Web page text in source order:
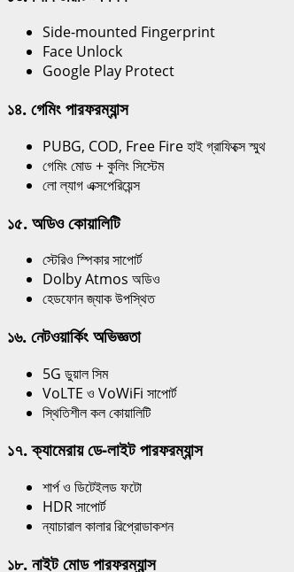
Side-mounted Fingerprint
Face Unlock
Google Play Protect
১৪. গেমিং পারফরম্যান্স
PUBG, COD, Free Fire হাই গ্রাফিক্সে স্মুথ
গেমিং মোড + কুলিং সিস্টেম
লো ল্যাগ এক্সপেরিয়েন্স
১৫. অডিও কোয়ালিটি
স্টেরিও স্পিকার সাপোর্ট
Dolby Atmos অডিও
হেডফোন জ্যাক উপস্থিত
১৬. নেটওয়ার্কিং অভিজ্ঞতা
5G ডুয়াল সিম
VoLTE ও VoWiFi সাপোর্ট
স্থিতিশীল কল কোয়ালিটি
১৭. ক্যামেরায় ডে-লাইট পারফরম্যান্স
শার্প ও ডিটেইলড ফটো
HDR সাপোর্ট
ন্যাচারাল কালার রিপ্রোডাকশন
১৮. নাইট মোড পারফরম্যান্স